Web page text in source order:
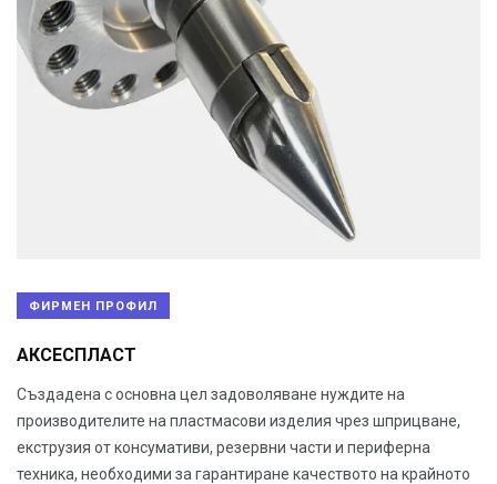
ФИРМЕН ПРОФИЛ
АКСЕСПЛАСТ
Създадена с основна цел задоволяване нуждите на
производителите на пластмасови изделия чрез шприцване,
екструзия от консумативи, резервни части и периферна
техника, необходими за гарантиране качеството на крайното